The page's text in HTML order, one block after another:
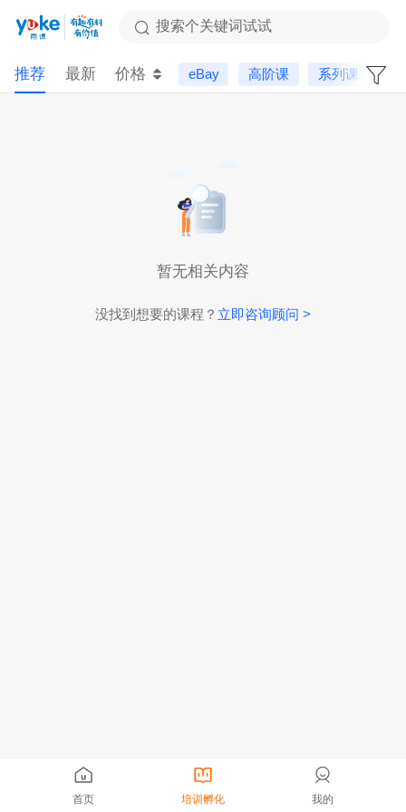
搜索个关键词试试
推荐 最新 价格 eBay 高阶课 系列课
暂无相关内容
没找到想要的课程？ 立即咨询顾问 >
首页 培训孵化 我的